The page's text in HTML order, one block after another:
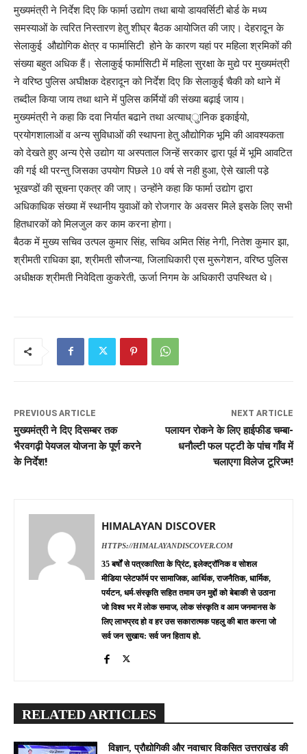
मुख्यमंत्री ने निर्देश दिए कि फार्मा उद्योग तथा बायो डायवर्सिटी बोर्ड के मध्य
समस्याओं के त्वरित निस्तारण हेतु शीघ्र बैठक आयोजित की जाए। देहरादून के
सेलाकुई औद्योगिक क्षेत्र व फार्मासिटी होने के कारण यहां पर महिला श्रमिकों की
संख्या बहुत अधिक हैं। सेलाकुई फार्मासिटी में महिला सुरक्षा के मुद्ये पर मुख्यमंत्री
ने वरिष्ठ पुलिस अघीक्षक देहरादून को निर्देश दिए कि सेलाकुई चैकी को थाने में
तब्दील किया जाय तथा थाने में पुलिस कर्मियों की संख्या बढ़ाई जाय।
मुख्यमंत्री ने कहा कि दवा निर्यात बढाने तथा अत्याध्ुानिक इकाईयो,
प्रयोगशालाओं व अन्य सुविधाओं की स्थापना हेतु औद्योगिक भूमि की आवश्यकता
को देखते हुए अन्य ऐसे उद्योग या अस्पताल जिन्हें सरकार द्वारा पूर्व में भूमि आवटित
की गई थी परन्तु जिसका उपयोग पिछले 10 वर्ष से नही हुआ, ऐसे खाली पडे़
भूखण्डों की सूचना एकत्र की जाए। उन्होंने कहा कि फार्मा उद्योग द्वारा
अधिकाधिक संख्या में स्थानीय युवाओं को रोजगार के अवसर मिले इसके लिए सभी
हितधारकों को मिलजुल कर काम करना होगा।
बैठक में मुख्य सचिव उत्पल कुमार सिंह, सचिव अमित सिंह नेगी, नितेश कुमार झा,
श्रीमती राधिका झा, श्रीमती सौजन्या, जिलाधिकारी एस मुरूगेशन, वरिष्ठ पुलिस
अधीक्षक श्रीमती निवेदिता कुकरेती, ऊर्जा निगम के अधिकारी उपस्थित थे।
PREVIOUS ARTICLE
मुख्यमंत्री ने दिए दिसम्बर तक
भैरवगढ़ी पेयजल योजना के पूर्ण करने
के निर्देश!
NEXT ARTICLE
पलायन रोकने के लिए हाईफीड चम्बा-
धनौल्टी फल पट्टी के पांच गॉंव में
चलाएगा विलेज टूरिज्म!
HIMALAYAN DISCOVER
HTTPS://HIMALAYANDISCOVER.COM
35 बर्षों से पत्रकारिता के प्रिंट, इलेक्ट्रॉनिक व सोशल
मीडिया प्लेटफॉर्म पर सामाजिक, आर्थिक, राजनैतिक, धार्मिक,
पर्यटन, धर्म-संस्कृति सहित तमाम उन मुद्दों को बेबाकी से उठाना
जो विश्व भर में लोक समाज, लोक संस्कृति व आम जनमानस के
लिए लाभप्रद हो व हर उस सकारात्मक पहलु की बात करना जो
सर्व जन सुखाय: सर्व जन हिताय हो.
RELATED ARTICLES
विज्ञान, प्रौद्योगिकी और नवाचार विकसित उत्तराखंड की